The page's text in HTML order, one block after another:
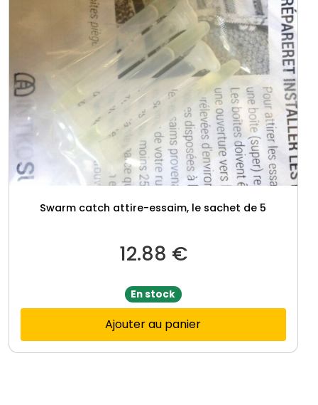
Swarm catch attire-essaim, le sachet de 5
12.88 €
En stock
Ajouter au panier